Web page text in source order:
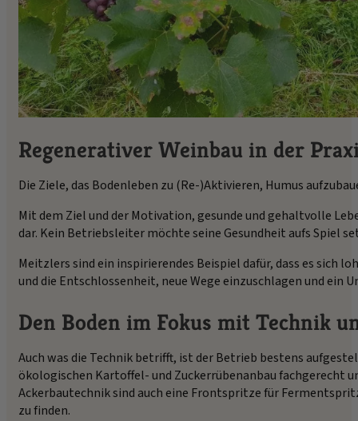
Regenerativer Weinbau in der
Die Ziele, das Bodenleben zu (Re-)Aktivieren, Humus
Mit dem Ziel und der Motivation, gesunde und gehaltvolle
dar. Kein Betriebsleiter möchte seine Gesundheit aufs Spiel
Meitzlers sind ein inspirierendes Beispiel dafür, dass es sich
und die Entschlossenheit, neue Wege einzuschlagen und ein
Den Boden im Fokus mit Technik
Auch was die Technik betrifft, ist der Betrieb bestens
ökologischen Kartoffel- und Zuckerrübenanbau fachgerecht
Ackerbautechnik sind auch eine Frontspritze für
zu finden.